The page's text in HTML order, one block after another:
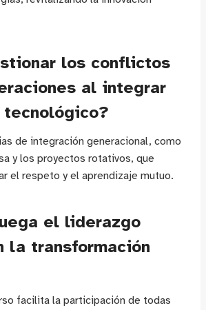
los conflictos
al integrar
de integración generacional, como
y los proyectos rotativos, que
el respeto y el aprendizaje mutuo.
el liderazgo
la transformación
facilita la participación de todas